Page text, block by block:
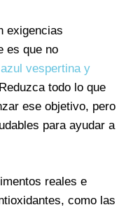
exigencias
es que no
vespertina y
todo lo que
ese objetivo, pero
para ayudar a
reales e
como las